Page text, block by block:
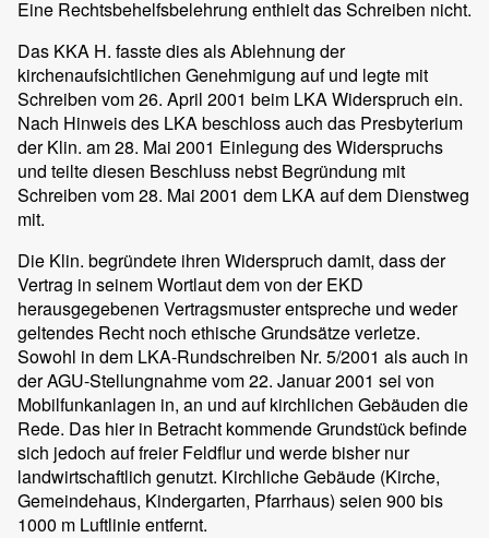
Eine Rechtsbehelfsbelehrung enthielt das Schreiben nicht.
Das KKA H. fasste dies als Ablehnung der
kirchenaufsichtlichen Genehmigung auf und legte mit
Schreiben vom 26. April 2001 beim LKA Widerspruch ein.
Nach Hinweis des LKA beschloss auch das Presbyterium
der Klin. am 28. Mai 2001 Einlegung des Widerspruchs
und teilte diesen Beschluss nebst Begründung mit
Schreiben vom 28. Mai 2001 dem LKA auf dem Dienstweg
mit.
Die Klin. begründete ihren Widerspruch damit, dass der
Vertrag in seinem Wortlaut dem von der EKD
herausgegebenen Vertragsmuster entspreche und weder
geltendes Recht noch ethische Grundsätze verletze.
Sowohl in dem LKA-Rundschreiben Nr. 5/2001 als auch in
der AGU-Stellungnahme vom 22. Januar 2001 sei von
Mobilfunkanlagen in, an und auf kirchlichen Gebäuden die
Rede. Das hier in Betracht kommende Grundstück befinde
sich jedoch auf freier Feldflur und werde bisher nur
landwirtschaftlich genutzt. Kirchliche Gebäude (Kirche,
Gemeindehaus, Kindergarten, Pfarrhaus) seien 900 bis
1000 m Luftlinie entfernt.